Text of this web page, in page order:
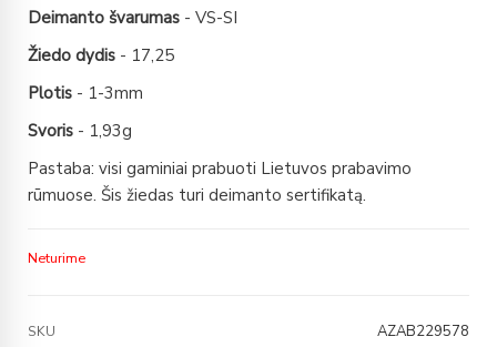
Deimanto švarumas - VS-SI
Žiedo dydis - 17,25
Plotis - 1-3mm
Svoris - 1,93g
Pastaba: visi gaminiai prabuoti Lietuvos prabavimo
rūmuose. Šis žiedas turi deimanto sertifikatą.
Neturime
SKU AZAB229578